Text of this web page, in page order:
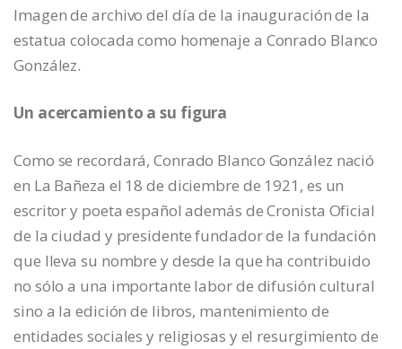
Imagen de archivo del día de la inauguración de la
estatua colocada como homenaje a Conrado Blanco
González.
Un acercamiento a su figura
Como se recordará, Conrado Blanco González nació
en La Bañeza el 18 de diciembre de 1921, es un
escritor y poeta español además de Cronista Oficial
de la ciudad y presidente fundador de la fundación
que lleva su nombre y desde la que ha contribuido
no sólo a una importante labor de difusión cultural
sino a la edición de libros, mantenimiento de
entidades sociales y religiosas y el resurgimiento de